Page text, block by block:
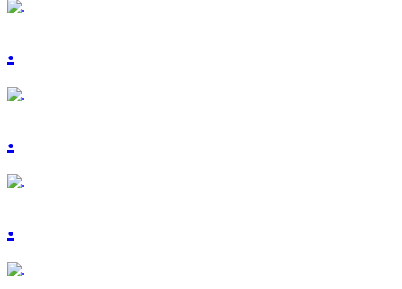
.
.
.